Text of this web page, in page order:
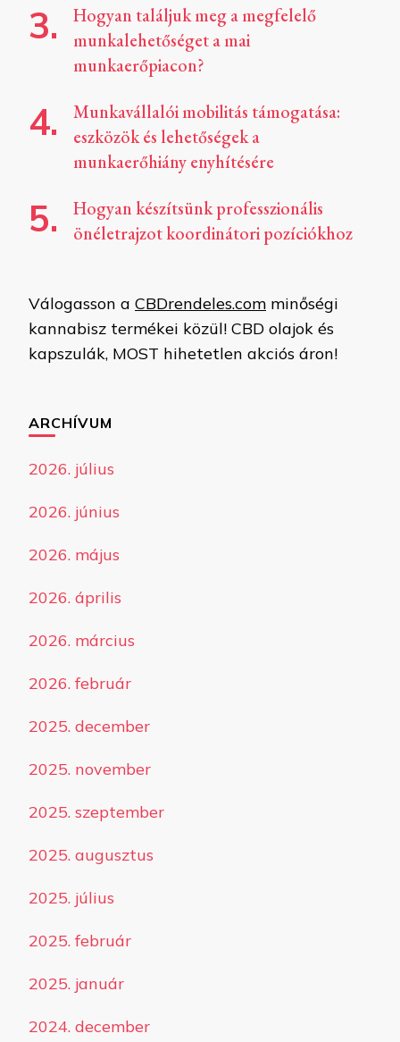
Hogyan találjuk meg a megfelelő
munkalehetőséget a mai
munkaerőpiacon?
Munkavállalói mobilitás támogatása:
eszközök és lehetőségek a
munkaerőhiány enyhítésére
Hogyan készítsünk professzionális
önéletrajzot koordinátori pozíciókhoz
Válogasson a CBDrendeles.com minőségi
kannabisz termékei közül! CBD olajok és
kapszulák, MOST hihetetlen akciós áron!
ARCHÍVUM
2026. július
2026. június
2026. május
2026. április
2026. március
2026. február
2025. december
2025. november
2025. szeptember
2025. augusztus
2025. július
2025. február
2025. január
2024. december